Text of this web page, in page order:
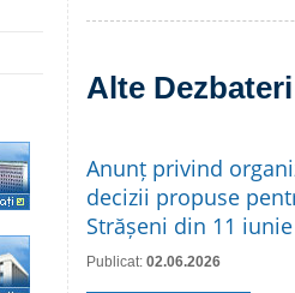
Alte
Anunț privind
decizii propuse
Strășeni din 11
Publicat: 02.06.2026